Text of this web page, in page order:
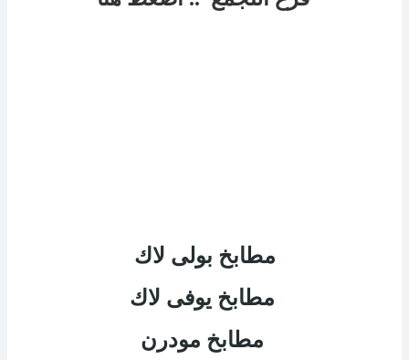
مطابخ بولى لاك
مطابخ يوفى لاك
مطابخ مودرن